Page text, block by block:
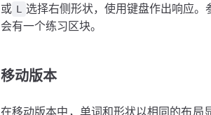
或 L
选择右侧形状，使用键盘作出响应
会有一个练习区块。
移动版本
在移动版本中，单词和形状以相同的布局